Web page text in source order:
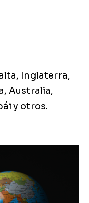
Inglaterra,
Australia,
y otros.